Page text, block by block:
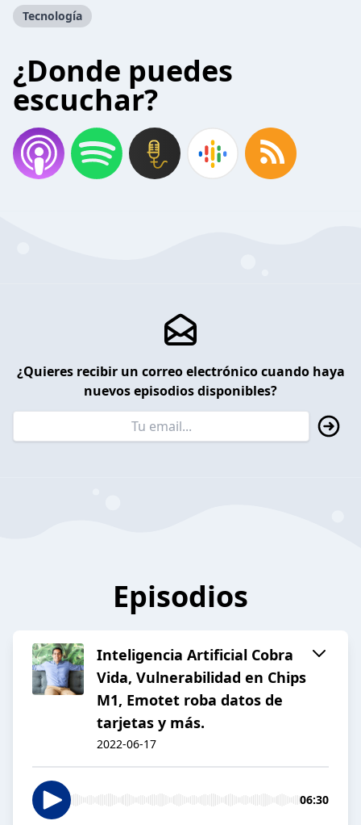
Tecnología
¿Donde puedes
escuchar?
¿Quieres recibir un correo electrónico cuando haya
nuevos episodios disponibles?
Episodios
Inteligencia Artificial Cobra
Vida, Vulnerabilidad en Chips
M1, Emotet roba datos de
tarjetas y más.
2022-06-17
06:30